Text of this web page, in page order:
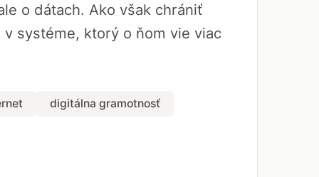
o dátach. Ako však chrániť
systéme, ktorý o ňom vie viac
digitálna gramotnosť